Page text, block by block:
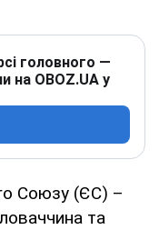
головного —
на OBOZ.UA у
Союзу (ЄС) –
та